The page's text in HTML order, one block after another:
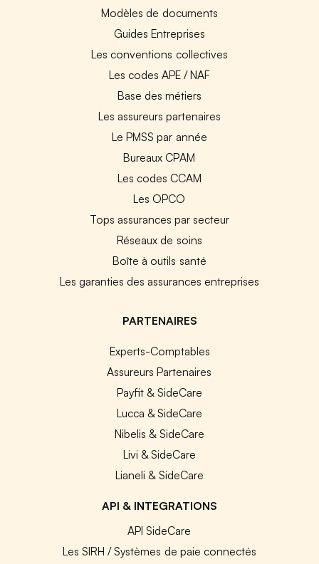
Modèles de documents
Guides Entreprises
Les conventions collectives
Les codes APE / NAF
Base des métiers
Les assureurs partenaires
Le PMSS par année
Bureaux CPAM
Les codes CCAM
Les OPCO
Tops assurances par secteur
Réseaux de soins
Boîte à outils santé
Les garanties des assurances entreprises
PARTENAIRES
Experts-Comptables
Assureurs Partenaires
Payfit & SideCare
Lucca & SideCare
Nibelis & SideCare
Livi & SideCare
Lianeli & SideCare
API & INTEGRATIONS
API SideCare
Les SIRH / Systèmes de paie connectés